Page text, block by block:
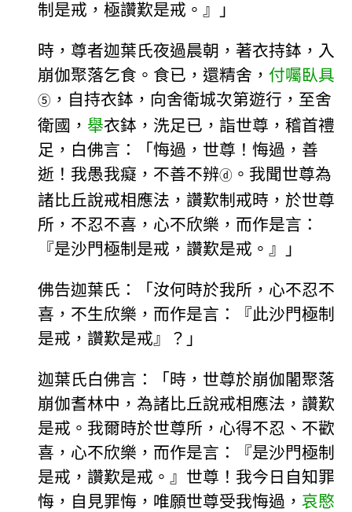
制是戒，極讚歎是戒。』」
時，尊者迦葉氏夜過晨朝，著衣持鉢，入
崩伽聚落乞食。食已，還精舍， 付囑臥具
⑤ ，自持衣鉢，向舍衛城次第遊行，至舍
衛國， 舉衣鉢，洗足已，詣世尊，稽首禮
足，白佛言：「悔過，世尊！悔過，善
逝！我愚我癡，不善不辨ⓓ 。我聞世尊為
諸比丘說戒相應法，讚歎制戒時，於世尊
所，不忍不喜，心不欣樂，而作是言：
『是沙門極制是戒，讚歎是戒。』」
佛告迦葉氏：「汝何時於我所，心不忍不
喜，不生欣樂，而作是言：『此沙門極制
是戒，讚歎是戒』？」
迦葉氏白佛言：「時，世尊於崩伽闍聚落
崩伽耆林中，為諸比丘說戒相應法，讚歎
是戒。我爾時於世尊所，心得不忍、不歡
喜，心不欣樂，而作是言：『是沙門極制
是戒，讚歎是戒。』世尊！我今日自知罪
悔，自見罪悔，唯願世尊受我悔過， 哀愍